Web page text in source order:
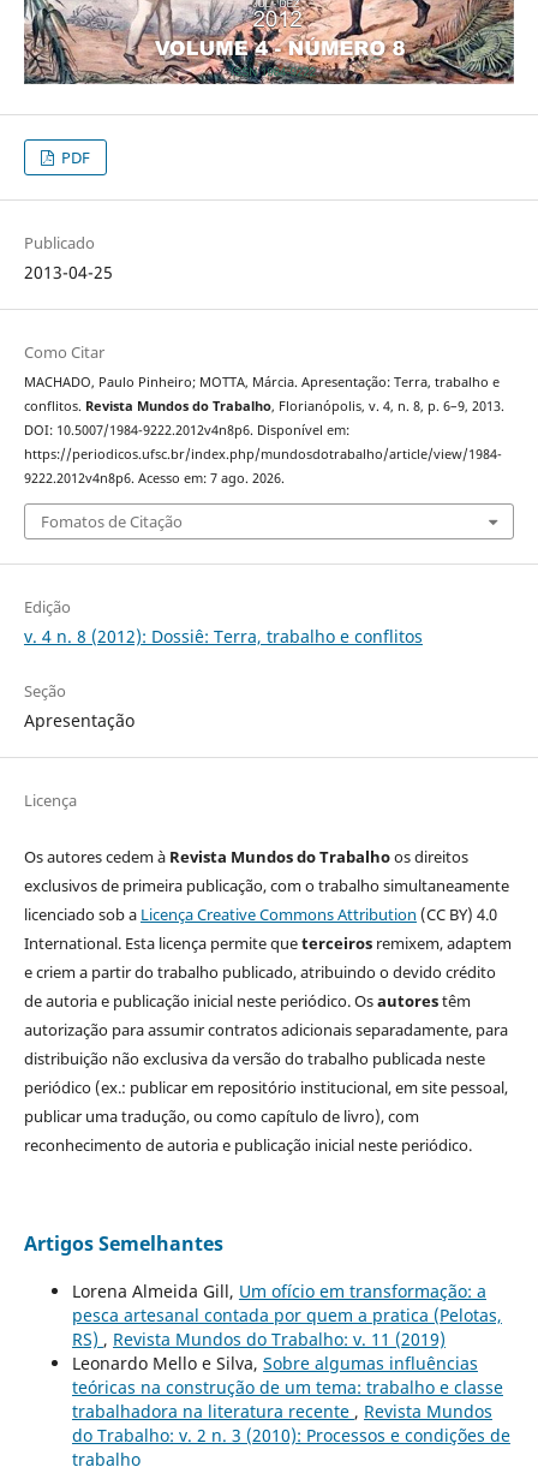
PDF
Publicado
2013-04-25
Como Citar
MACHADO, Paulo Pinheiro; MOTTA, Márcia. Apresentação: Terra, trabalho e
conflitos. Revista Mundos do Trabalho, Florianópolis, v. 4, n. 8, p. 6–9, 2013.
DOI: 10.5007/1984-9222.2012v4n8p6. Disponível em:
https://periodicos.ufsc.br/index.php/mundosdotrabalho/article/view/1984-
9222.2012v4n8p6. Acesso em: 7 ago. 2026.
Fomatos de Citação
Edição
v. 4 n. 8 (2012): Dossiê: Terra, trabalho e conflitos
Seção
Apresentação
Licença
Os autores cedem à Revista Mundos do Trabalhoos direitos
exclusivos de primeira publicação, com o trabalho simultaneamente
licenciado sob a Licença Creative Commons Attribution (CC BY) 4.0
International. Esta licença permite queterceirosremixem, adaptem
e criem a partir do trabalho publicado, atribuindo o devido crédito
de autoria e publicação inicial neste periódico. Osautorestêm
autorização para assumir contratos adicionais separadamente, para
distribuição não exclusiva da versão do trabalho publicada neste
periódico (ex.: publicar em repositório institucional, em site pessoal,
publicar uma tradução, ou como capítulo de livro), com
reconhecimento de autoria e publicação inicial neste periódico.
Artigos Semelhantes
Lorena Almeida Gill, Um ofício em transformação: a
pesca artesanal contada por quem a pratica (Pelotas,
RS) , Revista Mundos do Trabalho: v. 11 (2019)
Leonardo Mello e Silva, Sobre algumas influências
teóricas na construção de um tema: trabalho e classe
trabalhadora na literatura recente , Revista Mundos
do Trabalho: v. 2 n. 3 (2010): Processos e condições de
trabalho